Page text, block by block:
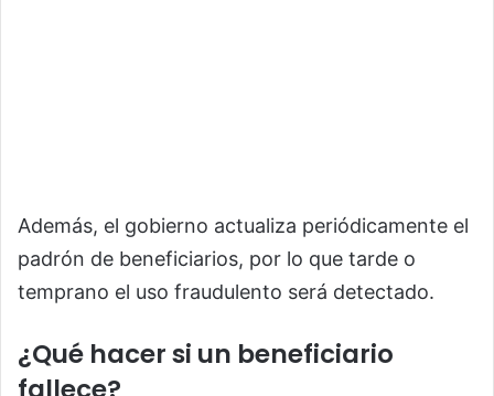
Además, el gobierno actualiza periódicamente el
padrón de beneficiarios, por lo que tarde o
temprano el uso fraudulento será detectado.
¿Qué hacer si un beneficiario